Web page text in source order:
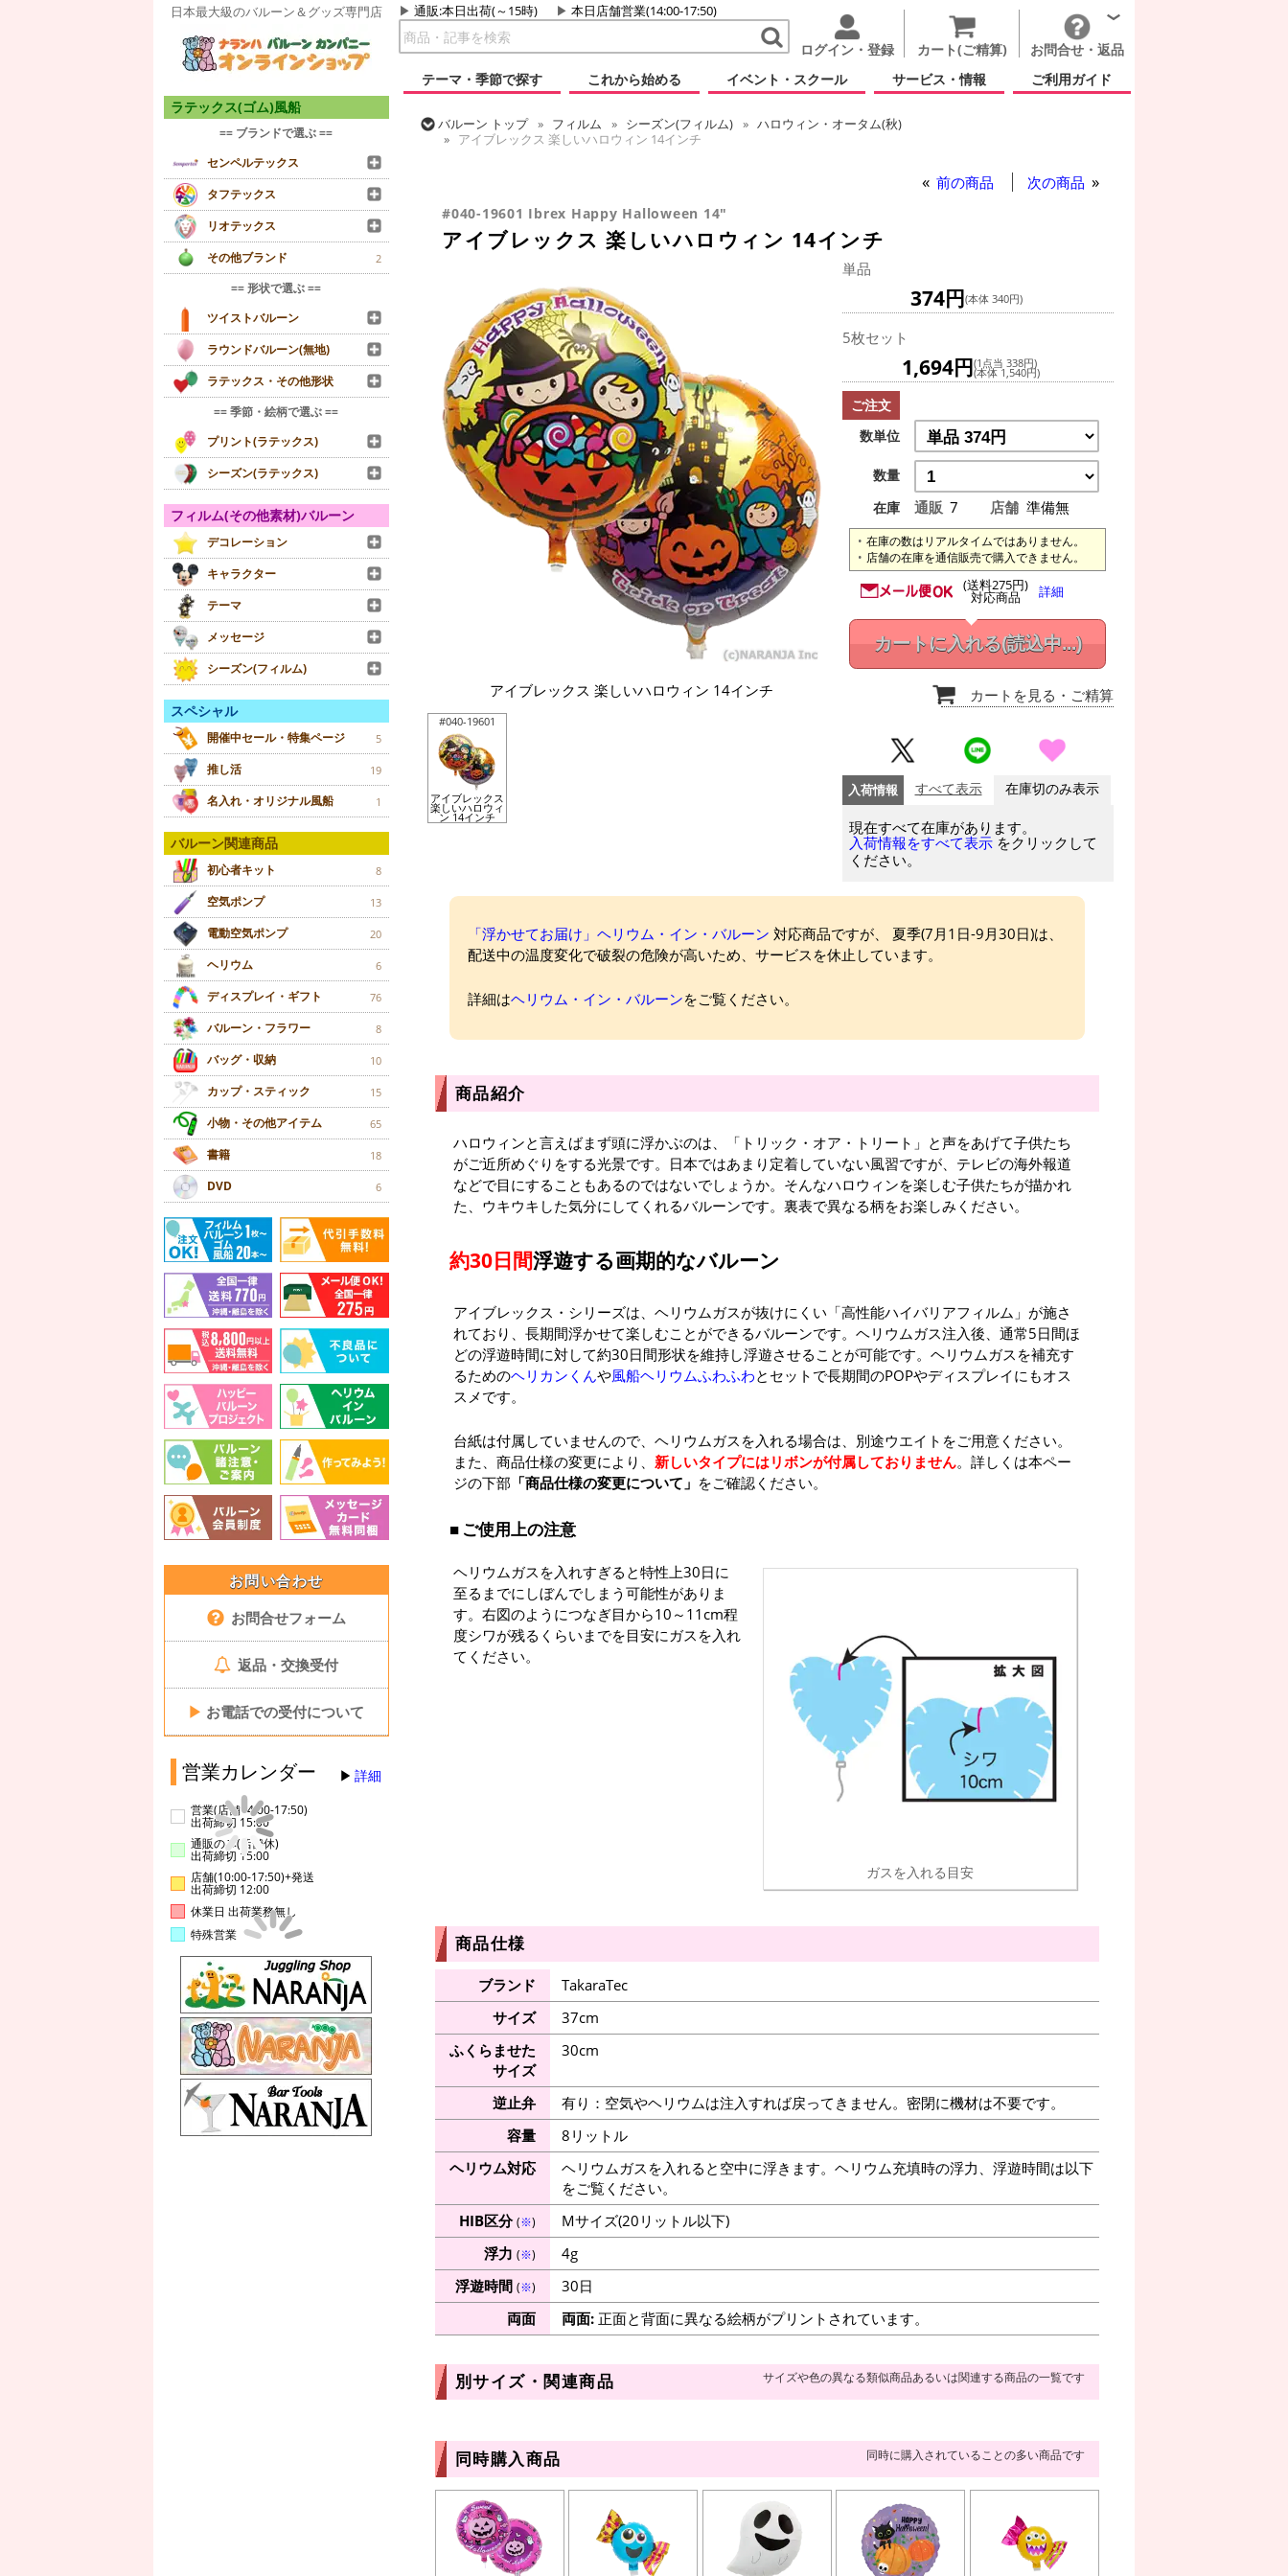
日本最大級のバルーン＆グッズ専門店 通販:本日出荷(～15時) 本日店舗営業(14:00-17:50)
ログイン・登録 カート(ご精算)
お問合せ・返品
テーマ・季節で探す
これから始める イベント・スクール サービス・情報 ご利用ガイド
ラテックス(ゴム)風船
== ブランドで選ぶ ==
センペルテックス
タフテックス
リオテックス
その他ブランド
2
== 形状で選ぶ ==
ツイストバルーン
ラウンドバルーン(無地)
ラテックス・その他形状
== 季節・絵柄で選ぶ ==
プリント(ラテックス)
シーズン(ラテックス)
フィルム(その他素材)バルーン
デコレーション
キャラクター
テーマ
メッセージ
シーズン(フィルム)
スペシャル
開催中セール・特集ページ 5
推し活 19
名入れ・オリジナル風船 1
バルーン関連商品
初心者キット 8
空気ポンプ 13
電動空気ポンプ 20
ヘリウム 6
ディスプレイ・ギフト 76
バルーン・フラワー 8
バッグ・収納 10
カップ・スティック 15
小物・その他アイテム 65
書籍 18
DVD 6
お問い合わせ
お問合せフォーム
返品・交換受付
▶ お電話での受付について
営業カレンダー 詳細
営業(店舗14:00-17:50)
出荷締切 15:00
通販のみ(店舗休)
出荷締切 15:00
店舗(10:00-17:50)+発送
出荷締切 12:00
休業日 出荷業務無し
特殊営業
バルーン トップ フィルム シーズン(フィルム)
ハロウィン・オータム(秋)
アイブレックス 楽しいハロウィン 14インチ
前の商品 次の商品
#040-19601 Ibrex Happy Halloween 14"
アイブレックス 楽しいハロウィン 14インチ
アイブレックス 楽しいハロウィン 14インチ
#040-19601
アイブレックス
楽しいハロウィ
ン 14インチ
単品
374円(本体 340円)
5枚セット
1,694円(1点当 338円)
(本体 1,540円)
ご注文
数単位
数量
在庫
通販 7 店舗 準備無
在庫の数はリアルタイムではありません。
店舗の在庫を通信販売で購入できません。
(送料275円)
対応商品 詳細
カートに入れる(読込中...)
カートを見る ・ご精算
入荷情報 すべて表示 在庫切のみ表示
現在すべて在庫があります。
入荷情報をすべて表示 をクリックして
ください。
「浮かせてお届け」ヘリウム・イン・バルーン 対応商品ですが、 夏季(7月1日-9月30日)は、
配送中の温度変化で破裂の危険が高いため、サービスを休止しています。
詳細はヘリウム・イン・バルーンをご覧ください。
商品紹介
ハロウィンと言えばまず頭に浮かぶのは、「トリック・オア・トリート」と声をあげて子供たち
がご近所めぐりをする光景です。日本ではあまり定着していない風習ですが、テレビの海外報道
などで目にすることもあるのではないでしょうか。そんなハロウィンを楽しむ子供たちが描かれ
た、ウキウキした気分にしてくれるバルーンです。裏表で異なる柄をお楽しみください。
約30日間浮遊する画期的なバルーン
アイブレックス・シリーズは、ヘリウムガスが抜けにくい「高性能ハイバリアフィルム」が施さ
れており、長期間浮かせて楽しむことができるバルーンです。ヘリウムガス注入後、通常5日間ほ
どの浮遊時間に対して約30日間形状を維持し浮遊させることが可能です。ヘリウムガスを補充す
るためのヘリカンくんや風船ヘリウムふわふわとセットで長期間のPOPやディスプレイにもオス
スメです。
台紙は付属していませんので、ヘリウムガスを入れる場合は、別途ウエイトをご用意ください。
また、商品仕様の変更により、 新しいタイプにはリボンが付属しておりません。詳しくは本ペー
ジの下部 「商品仕様の変更について」 をご確認ください。
ご使用上の注意
ガスを入れる目安
ヘリウムガスを入れすぎると特性上30日に
至るまでにしぼんでしまう可能性がありま
す。右図のようにつなぎ目から10～11cm程
度シワが残るくらいまでを目安にガスを入れ
てください。
商品仕様
ブランド
TakaraTec
サイズ
37cm
ふくらませた
サイズ
30cm
逆止弁
有り：空気やヘリウムは注入すれば戻ってきません。密閉に機材は不要です。
容量
8リットル
ヘリウム対応
ヘリウムガスを入れると空中に浮きます。ヘリウム充填時の浮力、浮遊時間は以下
をご覧ください。
HIB区分(※)
Mサイズ(20リットル以下)
浮力 (※)
4g
浮遊時間 (※)
30日
両面
両面:正面と背面に異なる絵柄がプリントされています。
別サイズ・関連商品 サイズや色の異なる類似商品あるいは関連する商品の一覧です
同時購入商品 同時に購入されていることの多い商品です